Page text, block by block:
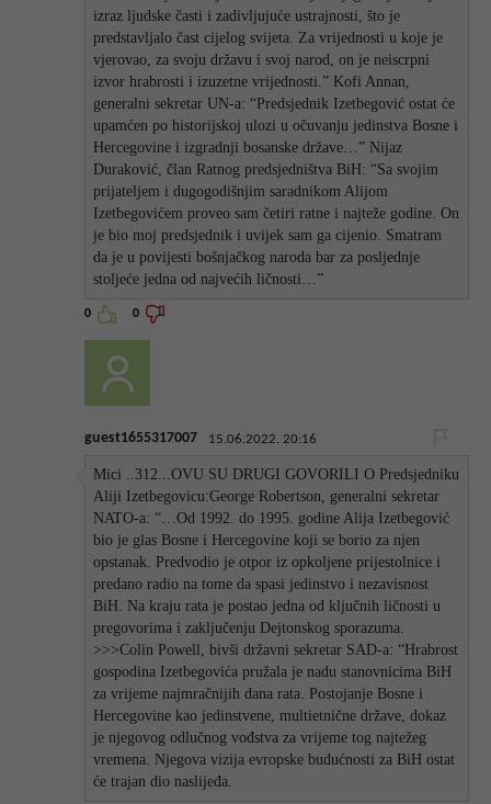
izraz ljudske časti i zadivljujuće ustrajnosti, što je
predstavljalo čast cijelog svijeta. Za vrijednosti u koje je
vjerovao, za svoju državu i svoj narod, on je neiscrpni
izvor hrabrosti i izuzetne vrijednosti.” Kofi Annan,
generalni sekretar UN-a: “Predsjednik Izetbegović ostat će
upamćen po historijskoj ulozi u očuvanju jedinstva Bosne i
Hercegovine i izgradnji bosanske države…” Nijaz
Duraković, član Ratnog predsjedništva BiH: “Sa svojim
prijateljem i dugogodišnjim saradnikom Alijom
Izetbegovićem proveo sam četiri ratne i najteže godine. On
je bio moj predsjednik i uvijek sam ga cijenio. Smatram
da je u povijesti bošnjačkog naroda bar za posljednje
stoljeće jedna od najvećih ličnosti…”
0 0
guest1655317007 15.06.2022. 20:16
Mici ..312...OVU SU DRUGI GOVORILI O Predsjedniku
Aliji Izetbegovicu:George Robertson, generalni sekretar
NATO-a: “…Od 1992. do 1995. godine Alija Izetbegović
bio je glas Bosne i Hercegovine koji se borio za njen
opstanak. Predvodio je otpor iz opkoljene prijestolnice i
predano radio na tome da spasi jedinstvo i nezavisnost
BiH. Na kraju rata je postao jedna od ključnih ličnosti u
pregovorima i zaključenju Dejtonskog sporazuma.
>>>Colin Powell, bivši državni sekretar SAD-a: “Hrabrost
gospodina Izetbegovića pružala je nadu stanovnicima BiH
za vrijeme najmračnijih dana rata. Postojanje Bosne i
Hercegovine kao jedinstvene, multietnične države, dokaz
je njegovog odlučnog vođstva za vrijeme tog najtežeg
vremena. Njegova vizija evropske budućnosti za BiH ostat
će trajan dio naslijeđa.